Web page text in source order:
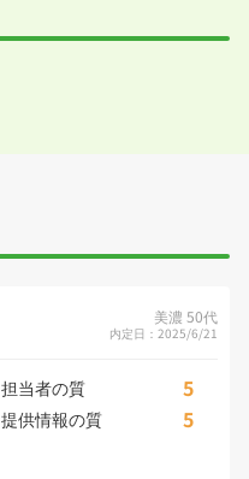
美濃 50代
内定日：2025/6/21
担当者の質 5
提供情報の質 5